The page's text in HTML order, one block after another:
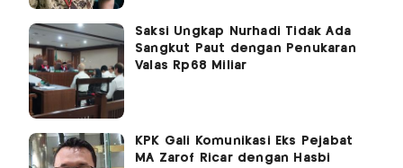
Saksi Ungkap Nurhadi Tidak Ada
Sangkut Paut dengan Penukaran
Valas Rp68 Miliar
KPK Gali Komunikasi Eks Pejabat
MA Zarof Ricar dengan Hasbi